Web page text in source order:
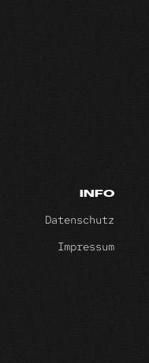
INFO
Datenschutz
Impressum